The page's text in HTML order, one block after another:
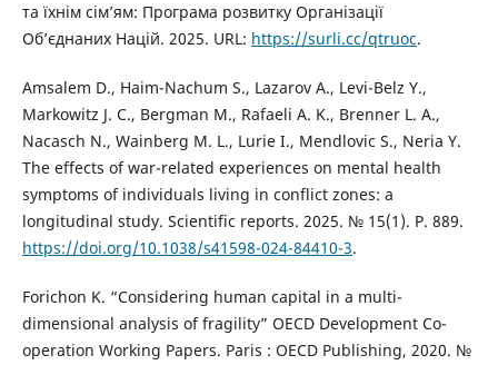
та їхнім сім’ям: Програма розвитку Організації
Об’єднаних Націй. 2025. URL: https://surli.cc/qtruoc.
Amsalem D., Haim-Nachum S., Lazarov A., Levi-Belz Y.,
Markowitz J. C., Bergman M., Rafaeli A. K., Brenner L. A.,
Nacasch N., Wainberg M. L., Lurie I., Mendlovic S., Neria Y.
The effects of war-related experiences on mental health
symptoms of individuals living in conflict zones: a
longitudinal study. Scientific reports. 2025. № 15(1). Р. 889.
https://doi.org/10.1038/s41598-024-84410-3.
Forichon K. “Considering human capital in a multi-
dimensional analysis of fragility” OECD Development Co-
operation Working Papers. Paris : OECD Publishing, 2020. №